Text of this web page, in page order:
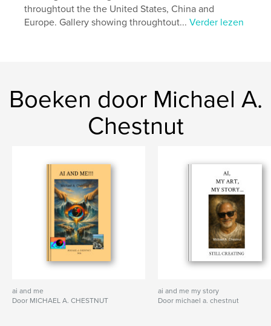
throughtout the the United States, China and
Europe. Gallery showing throughtout...Verder lezen
Boeken door Michael A.
Chestnut
ai and me
Door MICHAEL A. CHESTNUT
ai and me my story
Door michael a. chestnut